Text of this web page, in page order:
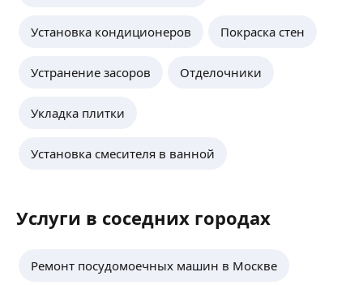
Установка кондиционеров Покраска стен
Устранение засоров Отделочники
Укладка плитки
Установка смесителя в ванной
Услуги в соседних городах
Ремонт посудомоечных машин в Москве